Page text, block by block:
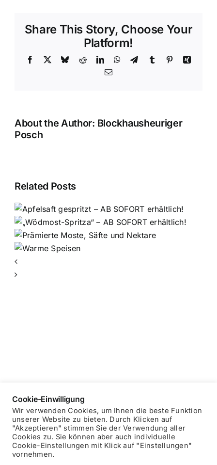
Getränke
Share This Story, Choose Your
Platform!
Facebook BlueskyRedditLinkedInWhatsApp
TelegramTumblr PinterestXing
Email
About the Author: Blockhausheuriger
Posch
Related Posts
Copyright © 2025 Blockhausheuriger Datenschutzerklärung
Impressum
Cookie-Einwilligung
Wir verwenden Cookies, um Ihnen die beste Funktion
unserer Website zu bieten. Durch Klicken auf
"Akzeptieren" stimmen Sie der Verwendung aller
Cookies zu. Sie können aber auch individuelle
Cookie-Einstellungen mit Klick auf "Einstellungen"
vornehmen.